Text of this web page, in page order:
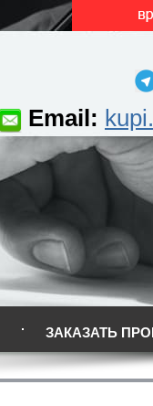
Email:
ЗАКАЗАТЬ